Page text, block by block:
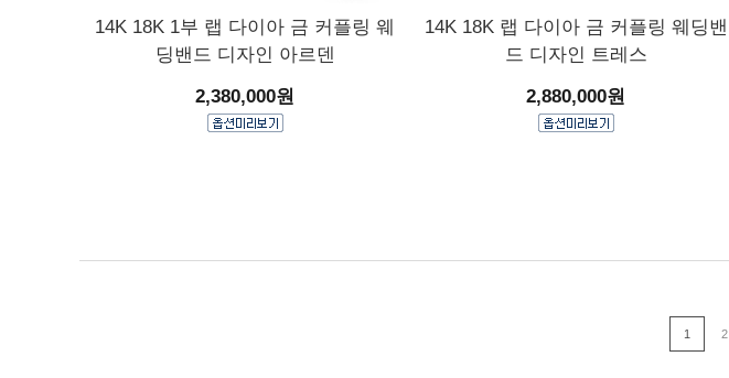
14K 18K 1부 랩 다이아 금 커플링 웨
딩밴드 디자인 아르덴
2,380,000원
14K 18K 랩 다이아 금 커플링 웨딩밴
드 디자인 트레스
2,880,000원
1 2